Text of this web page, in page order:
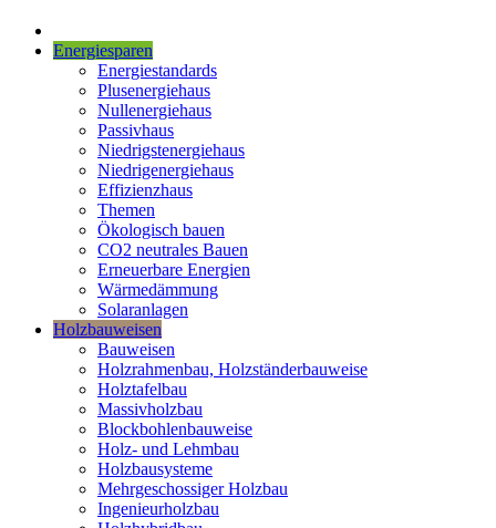
Energiesparen
Energiestandards
Plusenergiehaus
Nullenergiehaus
Passivhaus
Niedrigstenergiehaus
Niedrigenergiehaus
Effizienzhaus
Themen
Ökologisch bauen
CO2 neutrales Bauen
Erneuerbare Energien
Wärmedämmung
Solaranlagen
Holzbauweisen
Bauweisen
Holzrahmenbau, Holzständerbauweise
Holztafelbau
Massivholzbau
Blockbohlenbauweise
Holz- und Lehmbau
Holzbausysteme
Mehrgeschossiger Holzbau
Ingenieurholzbau